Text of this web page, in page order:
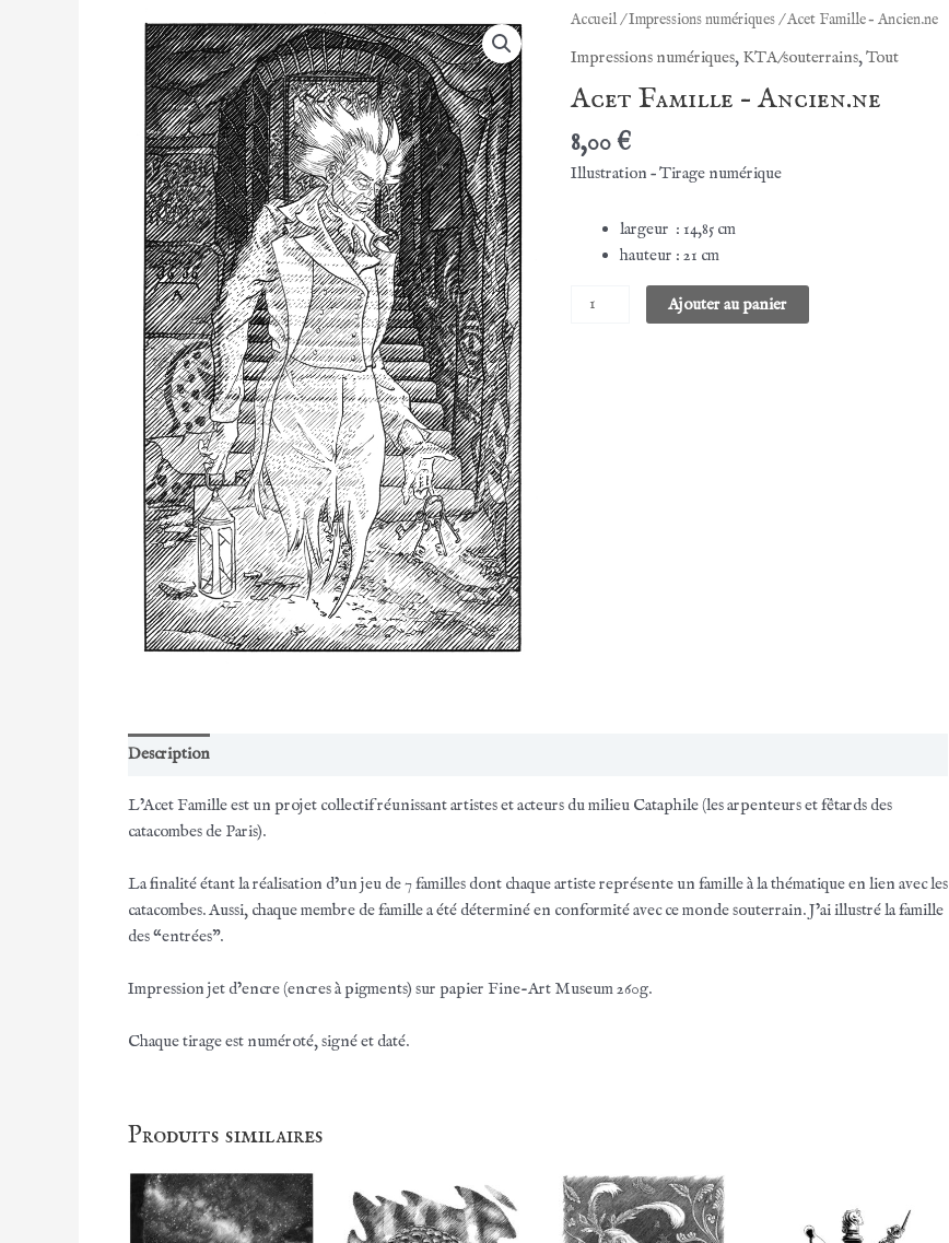
Accueil/Impressions numériques/ Acet Famille – Ancien.ne
Impressions numériques, KTA/souterrains,Tout
Acet Famille – Ancien.ne
8,00 €
Illustration – Tirage numérique
largeur : 14,85 cm
hauteur : 21 cm
quantité
Ajouter au panier
Description
L’Acet Famille est un projet collectif réunissant artistes et acteurs du milieu Cataphile (les arpenteurs et fêtards des
catacombes de Paris).
La finalité étant la réalisation d’un jeu de 7 familles dont chaque artiste représente un famille à la thématique en lien avec les
catacombes. Aussi, chaque membre de famille a été déterminé en conformité avec ce monde souterrain. J’ai illustré la famille
des “entrées”.
Impression jet d’encre (encres à pigments) sur papier Fine-Art Museum 260g.
Chaque tirage est numéroté, signé et daté.
Produits similaires